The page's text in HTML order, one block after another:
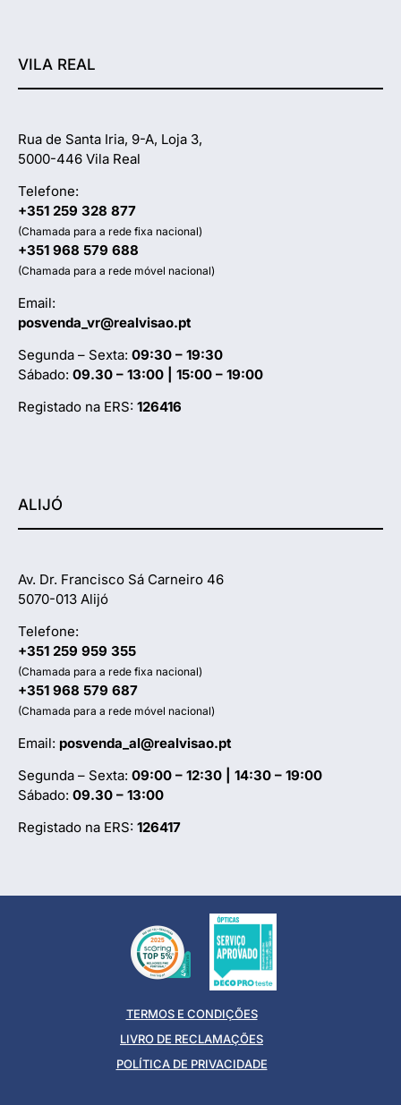
VILA REAL
Rua de Santa Iria, 9-A, Loja 3,
5000-446 Vila Real
Telefone:
+351 259 328 877
(Chamada para a rede fixa nacional)
+351 968 579 688
(Chamada para a rede móvel nacional)
Email:
posvenda_vr@realvisao.pt
Segunda – Sexta: 09:30 – 19:30
Sábado: 09.30 – 13:00 | 15:00 – 19:00
Registado na ERS: 126416
ALIJÓ
Av. Dr. Francisco Sá Carneiro 46
5070-013 Alijó
Telefone:
+351 259 959 355
(Chamada para a rede fixa nacional)
+351 968 579 687
(Chamada para a rede móvel nacional)
Email: posvenda_al@realvisao.pt
Segunda – Sexta: 09:00 – 12:30 | 14:30 – 19:00
Sábado: 09.30 – 13:00
Registado na ERS: 126417
TERMOS E CONDIÇÕES
LIVRO DE RECLAMAÇÕES
POLÍTICA DE PRIVACIDADE